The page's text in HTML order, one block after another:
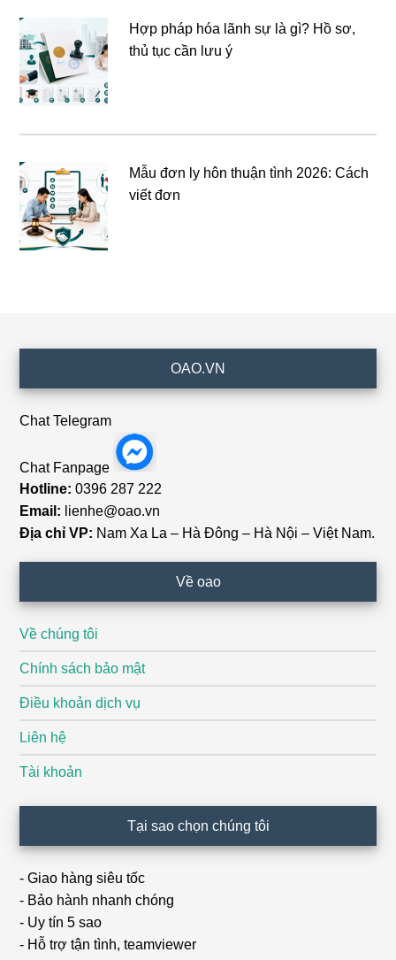
Hợp pháp hóa lãnh sự là gì? Hồ sơ,
thủ tục cần lưu ý
Mẫu đơn ly hôn thuận tình 2026: Cách
viết đơn
OAO.VN
Chat Telegram
Chat Fanpage
Hotline: 0396 287 222
Email: lienhe@oao.vn
Địa chỉ VP: Nam Xa La – Hà Đông – Hà Nội – Việt Nam.
Về oao
Về chúng tôi
Chính sách bảo mật
Điều khoản dịch vụ
Liên hệ
Tài khoản
Tại sao chọn chúng tôi
- Giao hàng siêu tốc
- Bảo hành nhanh chóng
- Uy tín 5 sao
- Hỗ trợ tận tình, teamviewer